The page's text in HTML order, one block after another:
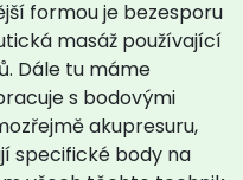
formou je bezesporu
masáž používající
Dále tu máme
s bodovými
akupresuru,
specifické body na